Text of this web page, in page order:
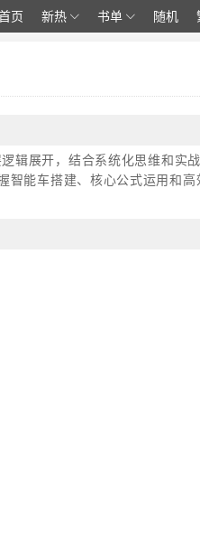
页 新热 书单 随机
辑展开，结合系统化思维和实
智能车搭建、核心公式运用和